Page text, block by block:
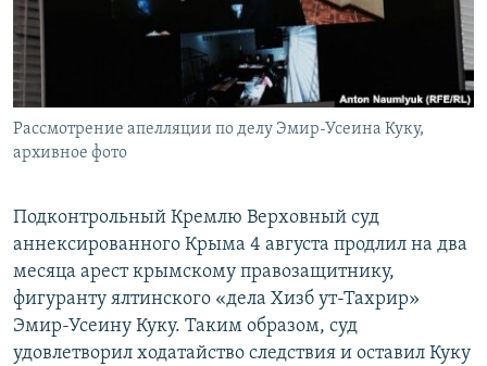
ПОБЕДИТЕЛЕЙ НЕ СУДЯТ?
КРЫМ.НЕПОКОРЕННЫЙ
УКРАИНСКАЯ ПРОБЛЕМА КРЫМА
ПРИСОЕДИНЯЙТЕСЬ!
Все сайты RFE/RL
Рассмотрение апелляции по делу Эмир-Усеина Куку,
архивное фото
Подконтрольный Кремлю Верховный суд
аннексированного Крыма 4 августа продлил на два
месяца арест крымскому правозащитнику,
фигуранту ялтинского «дела Хизб ут-Тахрир»
Эмир-Усеину Куку. Таким образом, суд
удовлетворил ходатайство следствия и оставил Куку